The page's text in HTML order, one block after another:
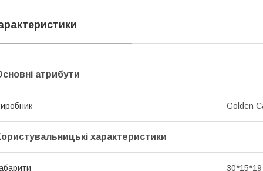
атрибути
Golden
характеристики
30*15*19